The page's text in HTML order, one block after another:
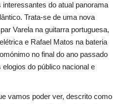
do atual panorama
Trata-se de uma nova
Varela na guitarra portuguesa,
e Rafael Matos na bateria
no final do ano passado
do público nacional e
vamos poder ver, descrito como